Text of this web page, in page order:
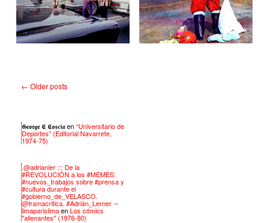
← Older posts
𝕲𝖊𝖔𝖗𝖌𝖊 𝕮 𝕮𝖔𝖘𝖈𝖎𝖆en“Universitario de
Deportes” (Editorial Navarrete,
1974-75)
.@adrianler ::: De la
#REVOLUCIÓN a los #MEMES:
#nuevos_trabajos sobre #prensa y
#cultura durante el
#gobierno_de_VELASCO.
@tramacritica. #Adrián_Lerner. –
limaparislimaenLos cómics
"alienantes" (1976-80)